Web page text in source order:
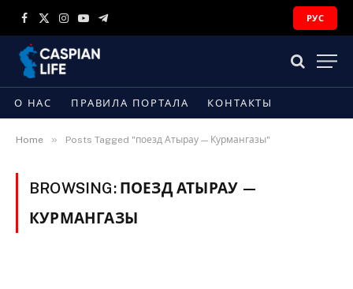
Facebook
X
Instagram
YouTubeTelegram
РУС
О НАС ПРАВИЛА ПОРТАЛА КОНТАКТЫ
Home » Posts Tagged "поезд Атырау — Курмангазы"
BROWSING: ПОЕЗД АТЫРАУ —
КУРМАНГАЗЫ